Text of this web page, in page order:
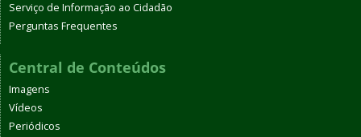
Serviço de Informação ao Cidadão
Perguntas Frequentes
Central de Conteúdos
Imagens
Vídeos
Periódicos